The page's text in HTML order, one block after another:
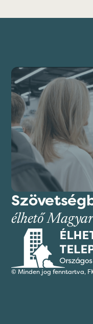
élhető
© Minden jog fenntartva,